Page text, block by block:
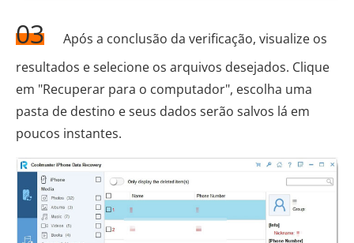
03
Após a conclusão da verificação, visualize os
resultados e selecione os arquivos desejados. Clique
em "Recuperar para o computador", escolha uma
pasta de destino e seus dados serão salvos lá em
poucos instantes.